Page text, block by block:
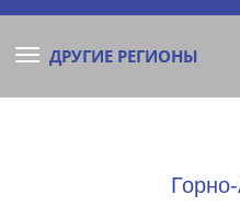
ДРУГИЕ РЕГИОНЫ